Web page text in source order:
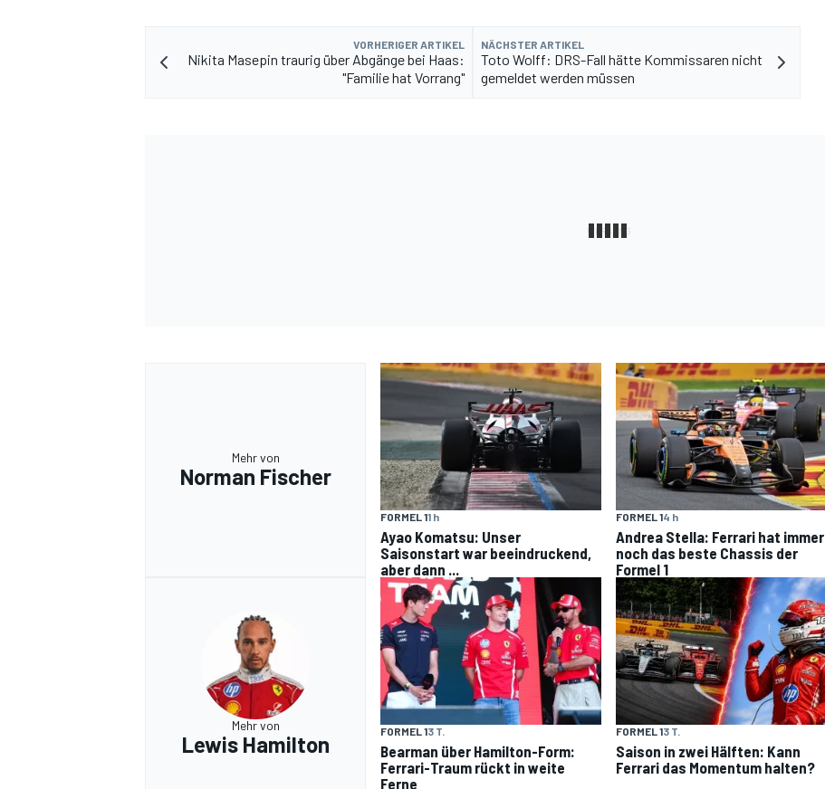
VORHERIGER ARTIKEL
Nikita Masepin traurig über Abgänge bei Haas:
"Familie hat Vorrang"
NÄCHSTER ARTIKEL
Toto Wolff: DRS-Fall hätte Kommissaren nicht
gemeldet werden müssen
Mehr von
Norman Fischer
FORMEL 11 h
Ayao Komatsu: Unser
Saisonstart war beeindruckend,
aber dann ...
FORMEL 14 h
Andrea Stella: Ferrari hat immer
noch das beste Chassis der
Formel 1
Mehr von
Lewis Hamilton
FORMEL 13 T.
Bearman über Hamilton-Form:
Ferrari-Traum rückt in weite
Ferne
FORMEL 13 T.
Saison in zwei Hälften: Kann
Ferrari das Momentum halten?